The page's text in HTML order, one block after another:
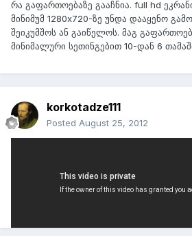
რა გაფართოებაზე გააჩნია. full hd
მინიმუმ 1280x720-ზე უნდა დააყენო
შეიკუმშოს ან გაიწელოს. მაგ
მინიმალური სეთინგებით 10-დან 6
korkotadze111
Posted August 25, 2012
3 ს? რათქმაუნდა დაბალ გრაფაზე?